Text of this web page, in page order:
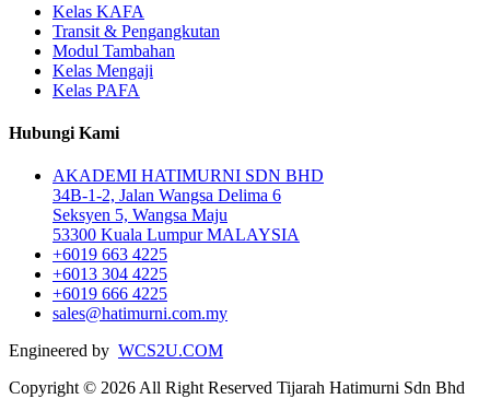
Kelas KAFA
Transit & Pengangkutan
Modul Tambahan
Kelas Mengaji
Kelas PAFA
Hubungi Kami
AKADEMI HATIMURNI SDN BHD
34B-1-2, Jalan Wangsa Delima 6
Seksyen 5, Wangsa Maju
53300 Kuala Lumpur MALAYSIA
+6019 663 4225
+6013 304 4225
+6019 666 4225
sales@hatimurni.com.my
Engineered by WCS2U.COM
Copyright © 2026 All Right Reserved Tijarah Hatimurni Sdn Bhd